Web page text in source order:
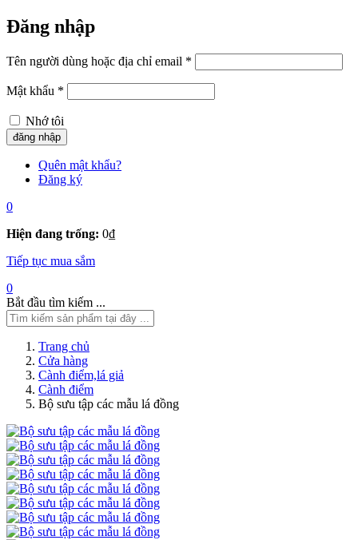
Đăng nhập
Tên người dùng hoặc địa chỉ email *
Mật khẩu *
Nhớ tôi
Quên mật khẩu?
Đăng ký
0
Hiện đang trống: 0₫
Tiếp tục mua sắm
0
Bắt đầu tìm kiếm ...
Trang chủ
Cửa hàng
Cành điểm,lá giả
Cành điểm
Bộ sưu tập các mẫu lá đồng